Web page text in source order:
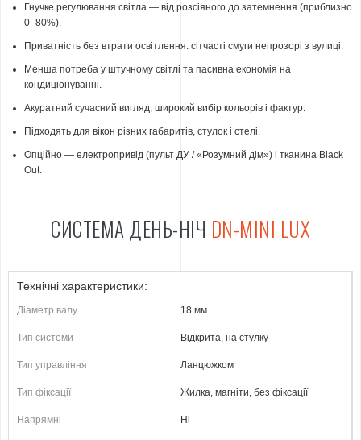
Гнучке регулювання світла — від розсіяного до затемнення (приблизно
0–80%).
Приватність без втрати освітлення: сітчасті смуги непрозорі з вулиці.
Менша потреба у штучному світлі та пасивна економія на
кондиціонуванні.
Акуратний сучасний вигляд, широкий вибір кольорів і фактур.
Підходять для вікон різних габаритів, стулок і стелі.
Опційно — електропривід (пульт ДУ / «Розумний дім») і тканина Black
Out.
СИСТЕМА ДЕНЬ-НІЧ DN-MINI LUX
Технічні характеристики:
Діаметр валу 18 мм
Тип системи Відкрита, на стулку
Тип управління Ланцюжком
Тип фіксації Жилка, магніти, без фіксації
Напрямні Ні